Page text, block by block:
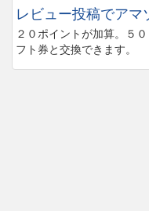
レビュー投稿でアマ
２０ポイントが加算。５
フト券と交換できます。